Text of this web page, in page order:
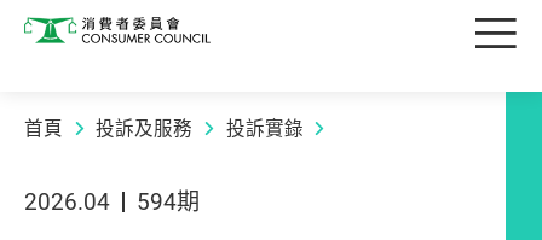
消費者委員會 目
首頁 投訴及服務 投訴實錄
2026.04 594期